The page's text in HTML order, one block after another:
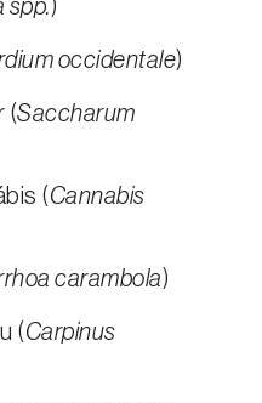
spp.)
occidentale)
(Saccharum
(Cannabis
carambola)
(Carpinus